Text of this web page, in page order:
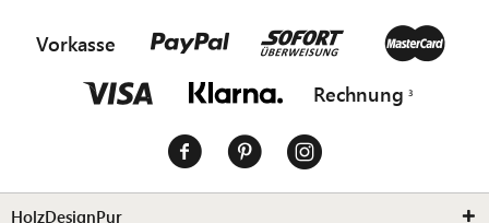
Vorkasse
Rechnung
HolzDesignPur